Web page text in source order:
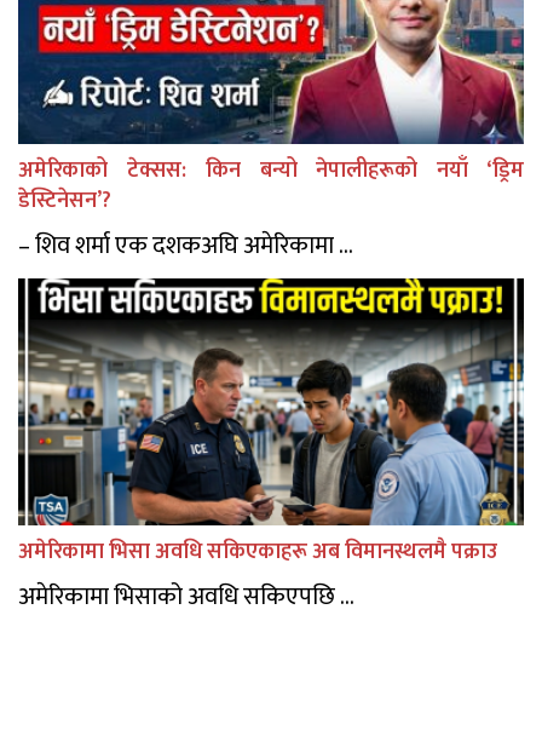
अमेरिकाको टेक्सस: किन बन्यो नेपालीहरूको नयाँ ‘ड्रिम
डेस्टिनेसन’?
– शिव शर्मा एक दशकअघि अमेरिकामा ...
अमेरिकामा भिसा अवधि सकिएकाहरू अब विमानस्थलमै पक्राउ
अमेरिकामा भिसाको अवधि सकिएपछि ...